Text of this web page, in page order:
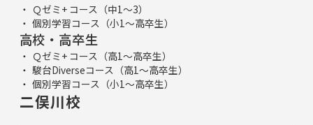
Ｑゼミ+ コース（中1～3）
個別学習コース（小1～高卒生）
高校・高卒生
Ｑゼミ+ コース（高1～高卒生）
駿台Diverseコース（高1～高卒生）
個別学習コース（小1～高卒生）
二俣川校